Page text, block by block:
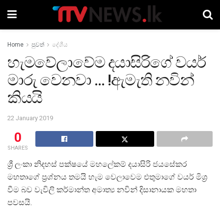
Home පුවත් දේශීය
හැමවේලාවේම දයාසිරිගේ වයර්
මාරු වෙනවා … !ඇමැති නවින්
කියයි
22 January 2019
0
SHARES
ශ්‍රී ලංකා නිදහස් පක්ෂයේ මහලේකම් දයාසිරි ජයසේකර
මහතාගේ ප්‍රශ්නය තමයි හැම වෙලාවෙම එතුමාගේ වයර් මිශ්‍ර
වීම බව වැවිලි කර්මාන්ත අමාත්‍ය නවින් දිසානායක මහතා
පවසයි.